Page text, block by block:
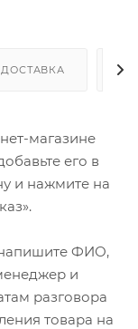
ДОСТАВКА
магазине
его в
и нажмите на
ФИО,
и
разговора
товара на